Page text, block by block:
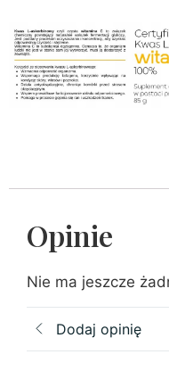
Opinie
Nie ma jeszcze
Dodaj opinię